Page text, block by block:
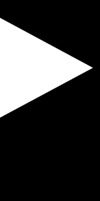
del futuro.
Megastores,
los
de Ahmed
sociales.